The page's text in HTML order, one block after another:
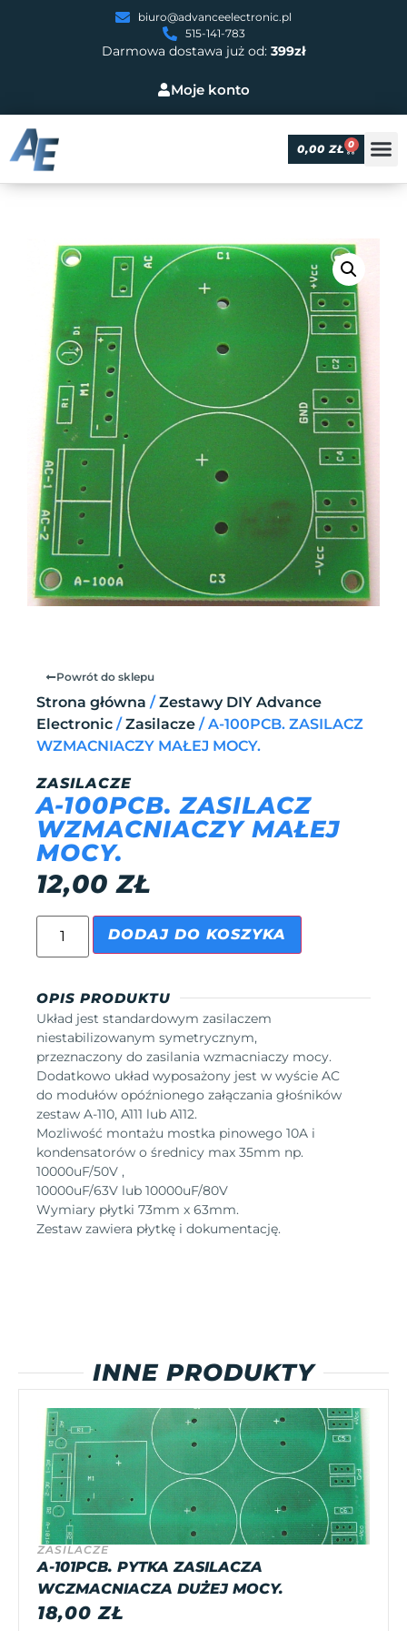
Moje konto
Darmowa dostawa już od: 399zł
biuro@advanceelectronic.pl
515-141-783
0,00 ZŁ 0
Powrót do sklepu
Strona główna /Zestawy DIY Advance
Electronic /Zasilacze / A-100PCB. ZASILACZ
WZMACNIACZY MAŁEJ MOCY.
ZASILACZE
A-100PCB. ZASILACZ
WZMACNIACZY MAŁEJ
MOCY.
12,00ZŁ
DODAJ DO KOSZYKA
OPIS PRODUKTU
Układ jest standardowym zasilaczem
niestabilizowanym symetrycznym,
przeznaczony do zasilania wzmacniaczy mocy.
Dodatkowo układ wyposażony jest w wyście AC
do modułów opóźnionego załączania głośników
zestaw A-110, A111 lub A112.
Mozliwość montażu mostka pinowego 10A i
kondensatorów o średnicy max 35mm np.
10000uF/50V ,
10000uF/63V lub 10000uF/80V
Wymiary płytki 73mm x 63mm.
Zestaw zawiera płytkę i dokumentację.
INNE PRODUKTY
ZASILACZE
A-101PCB. PYTKA ZASILACZA
WCZMACNIACZA DUŻEJ MOCY.
18,00ZŁ